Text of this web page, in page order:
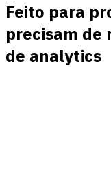
Feito para
precisam de
de analytics
Clareza de fontes